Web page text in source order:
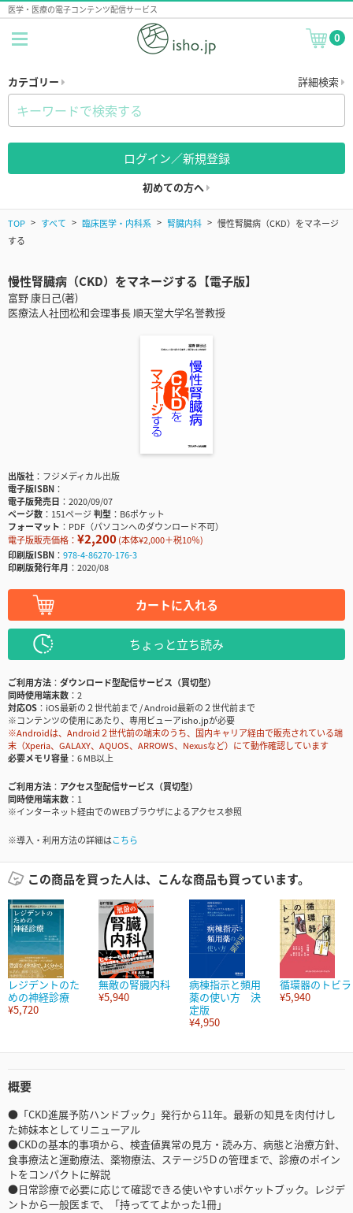
医学・医療の電子コンテンツ配信サービス
0
カテゴリー 詳細検索
ログイン／新規登録
初めての方へ
TOP すべて 臨床医学・内科系 腎臓内科
慢性腎臓病（CKD）をマネージ
する
慢性腎臓病（CKD）をマネージする【電子版】
富野 康日己(著)
医療法人社団松和会理事長 順天堂大学名誉教授
出版社
フジメディカル出版
電子版ISBN
電子版発売日
2020/09/07
ページ数
151ページ判型
B6ポケット
フォーマット
PDF（パソコンへのダウンロード不可）
電子版販売価格： ¥2,200(本体¥2,000＋税10％)
印刷版ISBN
978-4-86270-176-3
印刷版発行年月
2020/08
カートに入れる
ちょっと立ち読み
ご利用方法
ダウンロード型配信サービス（買切型）
同時使用端末数
2
対応OS
iOS最新の２世代前まで / Android最新の２世代前まで
※コンテンツの使用にあたり、専用ビューアisho.jpが必要
※Androidは、Android２世代前の端末のうち、国内キャリア経由で販売されている端
末（Xperia、GALAXY、AQUOS、ARROWS、Nexusなど）にて動作確認しています
必要メモリ容量
6 MB以上
ご利用方法
アクセス型配信サービス（買切型）
同時使用端末数
1
※インターネット経由でのWEBブラウザによるアクセス参照
※導入・利用方法の詳細はこちら
この商品を買った人は、こんな商品も買っています。
レジデントのた
めの神経診療
¥5,720
無敵の腎臓内科
¥5,940
病棟指示と頻用
薬の使い方 決
定版
¥4,950
循環器のトビラ
¥5,940
概要
●「CKD進展予防ハンドブック」発行から11年。最新の知見を肉付けし
た姉妹本としてリニューアル
●CKDの基本的事項から、検査値異常の見方・読み方、病態と治療方針、
食事療法と運動療法、薬物療法、ステージ5Ｄの管理まで、診療のポイン
トをコンパクトに解説
●日常診療で必要に応じて確認できる使いやすいポケットブック。レジデ
ントから一般医まで、「持っててよかった1冊」